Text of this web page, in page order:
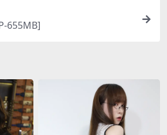
655MB]